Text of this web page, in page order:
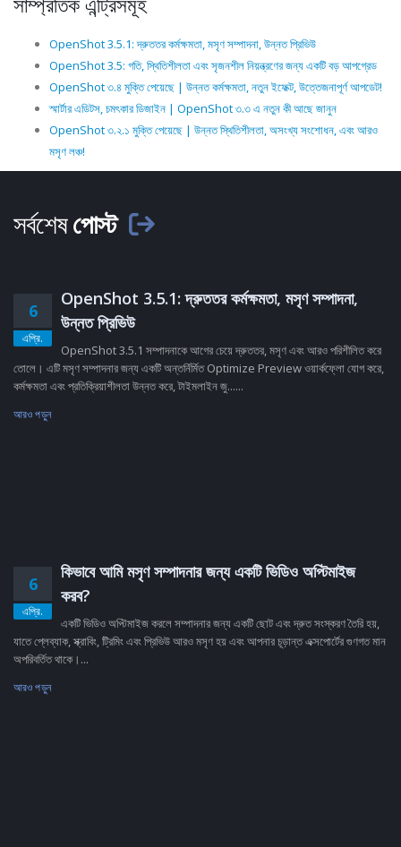
OpenShot 3.5.1: দ্রুততর কর্মক্ষমতা, মসৃণ সম্পাদনা, উন্নত প্রিভিউ
OpenShot 3.5: গতি, স্থিতিশীলতা এবং সৃজনশীল নিয়ন্ত্রণের জন্য একটি বড় আপগ্রেড
OpenShot ৩.৪ মুক্তি পেয়েছে | উন্নত কর্মক্ষমতা, নতুন ইফেক্ট, উত্তেজনাপূর্ণ আপডেট!
স্মার্টার এডিটস, চমৎকার ডিজাইন | OpenShot ৩.৩ এ নতুন কী আছে জানুন
OpenShot ৩.২.১ মুক্তি পেয়েছে | উন্নত স্থিতিশীলতা, অসংখ্য সংশোধন, এবং আরও
মসৃণ লঞ্চ!
সর্বশেষপোস্ট
6
এপ্রি.
OpenShot 3.5.1: দ্রুততর কর্মক্ষমতা, মসৃণ সম্পাদনা,
উন্নত প্রিভিউ
OpenShot 3.5.1 সম্পাদনাকে আগের চেয়ে দ্রুততর, মসৃণ এবং আরও পরিশীলিত করে
তোলে। এটি মসৃণ সম্পাদনার জন্য একটি অন্তর্নির্মিত Optimize Preview ওয়ার্কফ্লো যোগ করে,
কর্মক্ষমতা এবং প্রতিক্রিয়াশীলতা উন্নত করে, টাইমলাইন জু......
আরও পড়ুন
6
এপ্রি.
কিভাবে আমি মসৃণ সম্পাদনার জন্য একটি ভিডিও অপ্টিমাইজ
করব?
একটি ভিডিও অপ্টিমাইজ করলে সম্পাদনার জন্য একটি ছোট এবং দ্রুত সংস্করণ তৈরি হয়,
যাতে প্লেব্যাক, স্ক্রাবিং, ট্রিমিং এবং প্রিভিউ আরও মসৃণ হয় এবং আপনার চূড়ান্ত এক্সপোর্টের গুণগত মান
অপরিবর্তিত থাকে।...
আরও পড়ুন